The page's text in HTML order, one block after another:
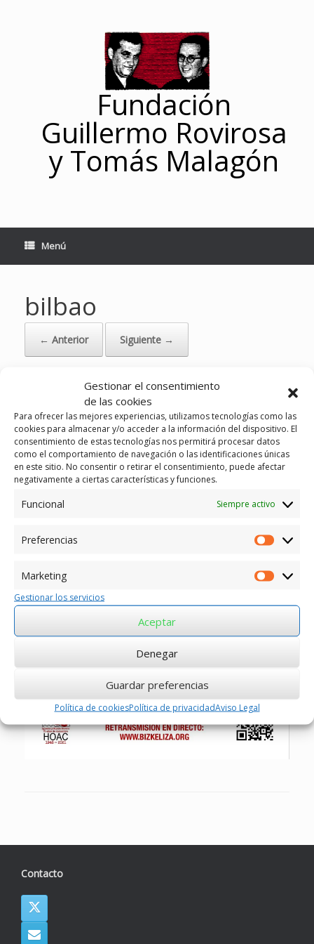
Gestionar el consentimiento
de las cookies
Para ofrecer las mejores experiencias, utilizamos tecnologías como las
cookies para almacenar y/o acceder a la información del dispositivo. El
consentimiento de estas tecnologías nos permitirá procesar datos
como el comportamiento de navegación o las identificaciones únicas
en este sitio. No consentir o retirar el consentimiento, puede afectar
negativamente a ciertas características y funciones.
Funcional Siempre activo
Preferencias
Marketing
Gestionar los servicios
Aceptar
Denegar
Guardar preferencias
Política de cookiesPolítica de privacidadAviso Legal
Fundación
Guillermo Rovirosa
y Tomás Malagón
Menú
bilbao
← Anterior Siguiente →
Contacto